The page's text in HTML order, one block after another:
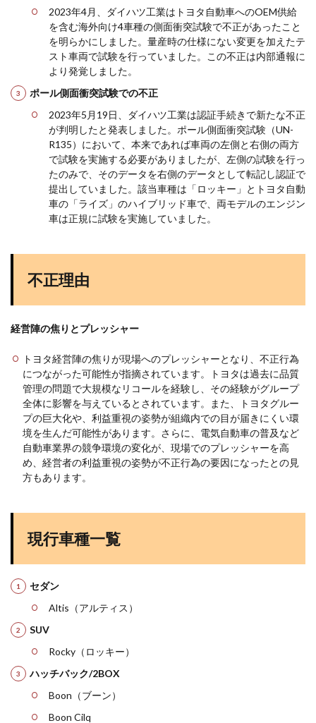
2023年4月、ダイハツ工業はトヨタ自動車へのOEM供給
を含む海外向け4車種の側面衝突試験で不正があったこと
を明らかにしました。量産時の仕様にない変更を加えたテ
スト車両で試験を行っていました。この不正は内部通報に
より発覚しました​​。
ポール側面衝突試験での不正
2023年5月19日、ダイハツ工業は認証手続きで新たな不正
が判明したと発表しました。ポール側面衝突試験（UN-
R135）において、本来であれば車両の左側と右側の両方
で試験を実施する必要がありましたが、左側の試験を行っ
たのみで、そのデータを右側のデータとして転記し認証で
提出していました。該当車種は「ロッキー」とトヨタ自動
車の「ライズ」のハイブリッド車で、両モデルのエンジン
車は正規に試験を実施していました​​。
不正理由
経営陣の焦りとプレッシャー
トヨタ経営陣の焦りが現場へのプレッシャーとなり、不正行為
につながった可能性が指摘されています。トヨタは過去に品質
管理の問題で大規模なリコールを経験し、その経験がグループ
全体に影響を与えているとされています。また、トヨタグルー
プの巨大化や、利益重視の姿勢が組織内での目が届きにくい環
境を生んだ可能性があります。さらに、電気自動車の普及など
自動車業界の競争環境の変化が、現場でのプレッシャーを高
め、経営者の利益重視の姿勢が不正行為の要因になったとの見
方もあります​​。
現行車種一覧
セダン
Altis（アルティス）
SUV
Rocky（ロッキー）
ハッチバック/2BOX
Boon（ブーン）
Boon Cilq